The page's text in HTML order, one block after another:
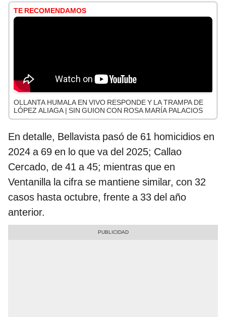
TE RECOMENDAMOS
OLLANTA HUMALA EN VIVO RESPONDE Y LA TRAMPA DE
LÓPEZ ALIAGA | SIN GUION CON ROSA MARÍA PALACIOS
En detalle, Bellavista pasó de 61 homicidios en
2024 a 69 en lo que va del 2025; Callao
Cercado, de 41 a 45; mientras que en
Ventanilla la cifra se mantiene similar, con 32
casos hasta octubre, frente a 33 del año
anterior.